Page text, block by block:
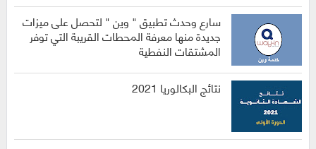
سارع وحدث تطبيق " وين " لتحصل على ميزات
جديدة منها معرفة المحطات القريبة التي توفر
المشتقات النفطية
نتائج البكالوريا 2021